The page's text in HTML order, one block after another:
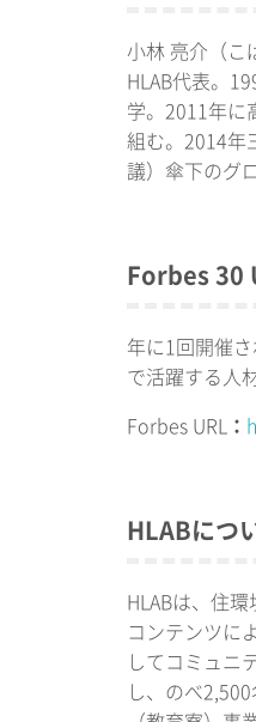
小林 亮介（こ
HLAB代表。
学。 2011 年に
組む。 2014年
議）傘下のグ
Forbes 30
年に 1
回開催
で活躍する人
Forbes URL ：
HLABにつ
HLABは、住環
コンテンツに
してコミュニ
し、のべ2,500